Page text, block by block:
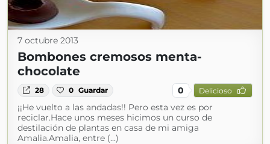
7 octubre 2013
Bombones cremosos menta-
chocolate
28 0 Guardar 0 Delicioso
¡¡He vuelto a las andadas!! Pero esta vez es por
reciclar.Hace unos meses hicimos un curso de
destilación de plantas en casa de mi amiga
Amalia.Amalia, entre (...)